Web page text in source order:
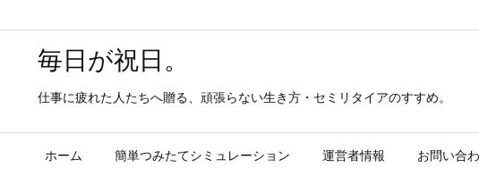
毎日が祝日。
仕事に疲れた人たちへ贈る、頑張らない生き方・セミリタイアのすすめ。
ホーム 簡単つみたてシミュレーション 運営者情報 お問い合